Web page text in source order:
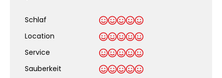
Schlaf
Location
Service
Sauberkeit